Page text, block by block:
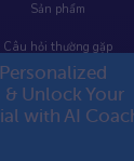
1 năm chỉ
Sản phẩm
Câu hỏi thường gặp
Điều khoản
Hướng dẫn sử dụng
& Unlock Your
with AI